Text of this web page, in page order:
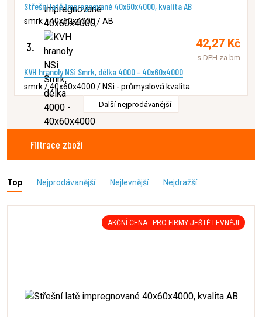
Střešní latě impregnované 40x60x4000, kvalita AB
smrk / 40x60x4000 / AB
3.
KVH hranoly NSi Smrk, délka 4000 - 40x60x4000
smrk / 40x60x4000 / NSi - průmyslová kvalita
42,27 Kč
s DPH za bm
Další nejprodávanější
Filtrace zboží
Top Nejprodávanější Nejlevnější Nejdražší
AKČNÍ CENA - PRO FIRMY JEŠTĚ LEVNĚJI